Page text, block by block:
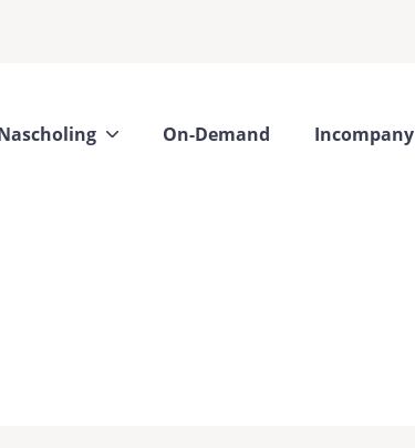
On-Demand Incompany